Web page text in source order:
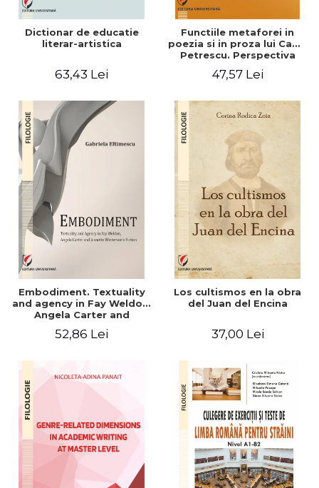
Dictionar de educatie
literar-artistica
63,43 Lei
Functiile metaforei in
poezia si in proza lui Camil
Petrescu. Perspectiva
47,57 Lei
Embodiment. Textuality
and agency in Fay Weldon,
Angela Carter and
fiction
52,86 Lei
Los cultismos en la obra
del Juan del Encina
37,00 Lei